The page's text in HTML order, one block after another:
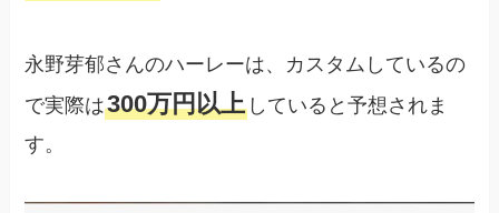
永野芽郁さんのハーレーは、カスタムしているの
で実際は300万円以上 していると予想されま
す。